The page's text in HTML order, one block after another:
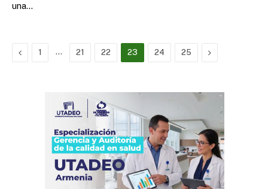
una…
Previous
1 … 21 22 23 24 25 Next